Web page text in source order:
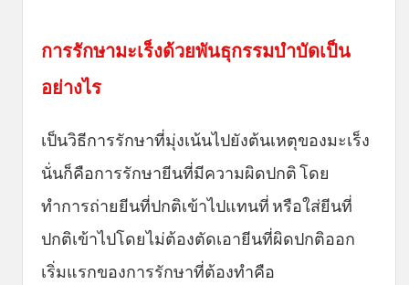
การรักษามะเร็งด้วยพันธุกรรมบำบัดเป็น
อย่างไร
เป็นวิธีการรักษาที่มุ่งเน้นไปยังต้นเหตุของมะเร็ง
นั่นก็คือการรักษายีนที่มีความผิดปกติ โดย
ทำการถ่ายยีนที่ปกติเข้าไปแทนที่ หรือใส่ยีนที่
ปกติเข้าไปโดยไม่ต้องตัดเอายีนที่ผิดปกติออก
เริ่มแรกของการรักษาที่ต้องทำคือ